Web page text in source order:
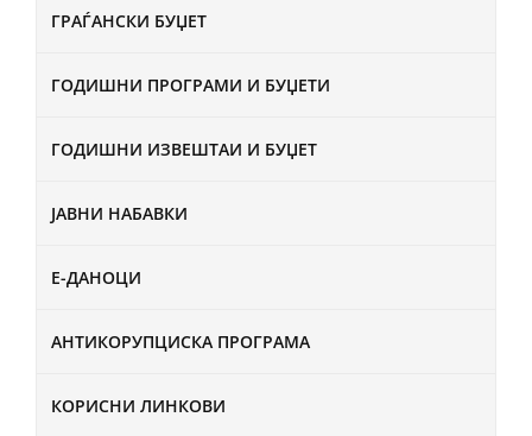
ГРАЃАНСКИ БУЏЕТ
ГОДИШНИ ПРОГРАМИ И БУЏЕТИ
ГОДИШНИ ИЗВЕШТАИ И БУЏЕТ
ЈАВНИ НАБАВКИ
Е-ДАНОЦИ
АНТИКОРУПЦИСКА ПРОГРАМА
КОРИСНИ ЛИНКОВИ